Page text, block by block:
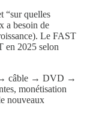
“sur quelles
a besoin de
Le FAST
en 2025 selon
→ câble → DVD →
monétisation
nouveaux